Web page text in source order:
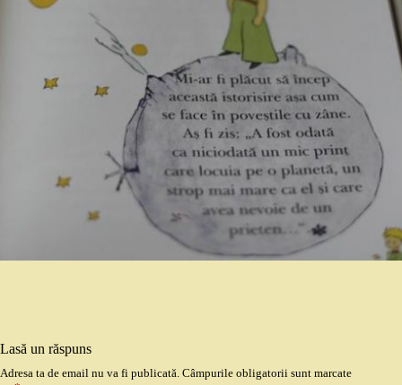
Lasă un răspuns
Adresa ta de email nu va fi publicată. Câmpurile obligatorii sunt marcate